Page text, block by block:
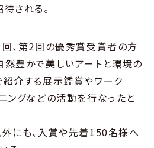
される。
、第2回の優秀賞受賞者の方
然豊かで美しいアートと環境の
紹介する展示鑑賞やワーク
ングなどの活動を行なったと
外にも、入賞や先着150名様へ